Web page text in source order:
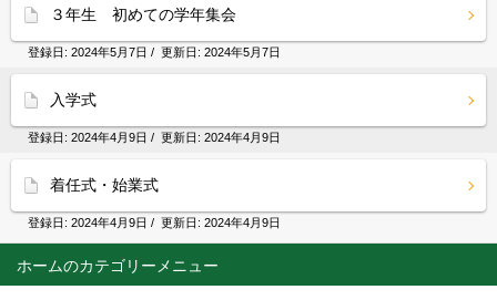
ホーム
３年生 初めての学年集会
登録日: 2024年5月7日 / 更新日: 2024年5月7日
入学式
登録日: 2024年4月9日 / 更新日: 2024年4月9日
着任式・始業式
登録日: 2024年4月9日 / 更新日: 2024年4月9日